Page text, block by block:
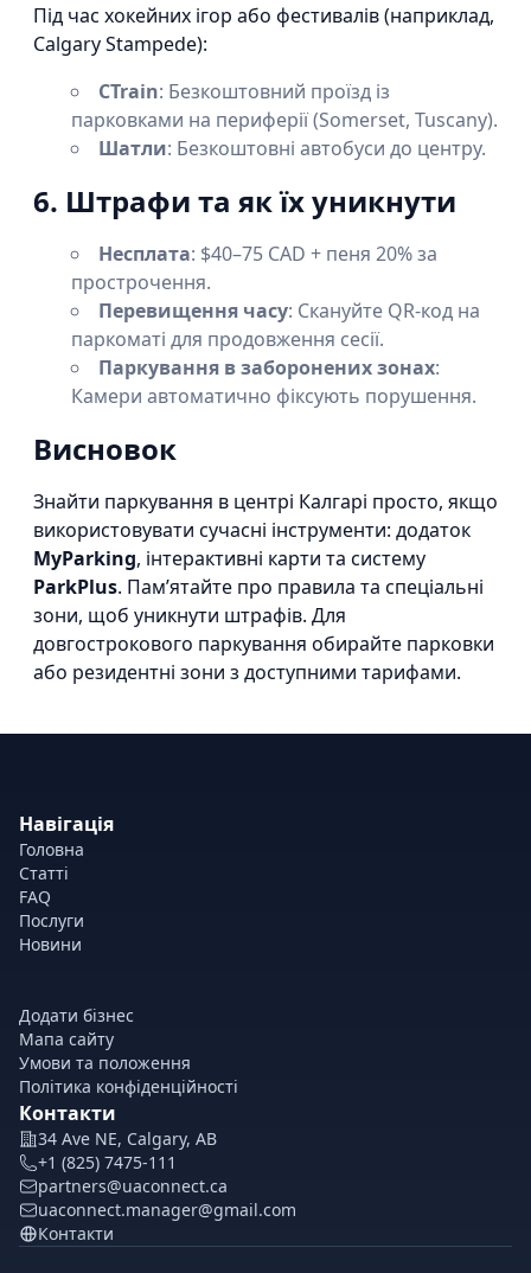
Під час хокейних ігор або фестивалів (наприклад,
Calgary Stampede):
CTrain: Безкоштовний проїзд із
парковками на периферії (Somerset, Tuscany).
Шатли: Безкоштовні автобуси до центру.
6. Штрафи та як їх уникнути
Несплата: $40–75 CAD + пеня 20% за
прострочення.
Перевищення часу: Скануйте QR-код на
паркоматі для продовження сесії.
Паркування в заборонених зонах:
Камери автоматично фіксують порушення.
Висновок
Знайти паркування в центрі Калгарі просто, якщо
використовувати сучасні інструменти: додаток
MyParking, інтерактивні карти та систему
ParkPlus. Пам’ятайте про правила та спеціальні
зони, щоб уникнути штрафів. Для
довгострокового паркування обирайте парковки
або резидентні зони з доступними тарифами.
Навігація
Головна
Статті
FAQ
Послуги
Новини
Додати бізнес
Мапа сайту
Умови та положення
Політика конфіденційності
Контакти
34 Ave NE, Calgary, AB
+1 (825) 7475-111
partners@uaconnect.ca
uaconnect.manager@gmail.com
Контакти